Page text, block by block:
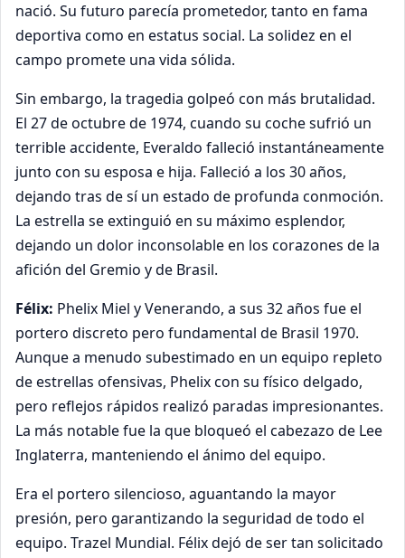
nació. Su futuro parecía prometedor, tanto en fama
deportiva como en estatus social. La solidez en el
campo promete una vida sólida.
Sin embargo, la tragedia golpeó con más brutalidad.
El 27 de octubre de 1974, cuando su coche sufrió un
terrible accidente, Everaldo falleció instantáneamente
junto con su esposa e hija. Falleció a los 30 años,
dejando tras de sí un estado de profunda conmoción.
La estrella se extinguió en su máximo esplendor,
dejando un dolor inconsolable en los corazones de la
afición del Gremio y de Brasil.
Félix: Phelix Miel y Venerando, a sus 32 años fue el
portero discreto pero fundamental de Brasil 1970.
Aunque a menudo subestimado en un equipo repleto
de estrellas ofensivas, Phelix con su físico delgado,
pero reflejos rápidos realizó paradas impresionantes.
La más notable fue la que bloqueó el cabezazo de Lee
Inglaterra, manteniendo el ánimo del equipo.
Era el portero silencioso, aguantando la mayor
presión, pero garantizando la seguridad de todo el
equipo. Trazel Mundial. Félix dejó de ser tan solicitado